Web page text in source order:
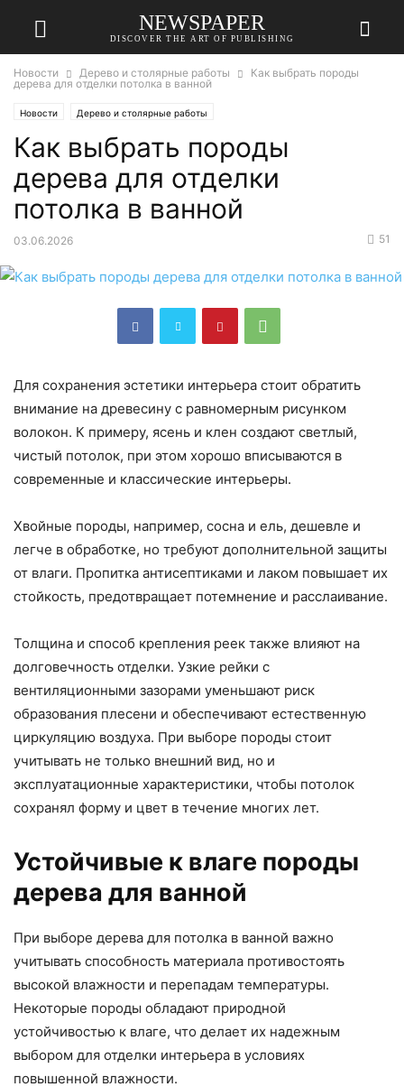
NEWSPAPER
DISCOVER THE ART OF PUBLISHING
Новости Дерево и столярные работы
Как выбрать породы
дерева для отделки потолка в ванной
Новости Дерево и столярные работы
Как выбрать породы
дерева для отделки
потолка в ванной
03.06.2026 51
Для сохранения эстетики интерьера стоит обратить
внимание на древесину с равномерным рисунком
волокон. К примеру, ясень и клен создают светлый,
чистый потолок, при этом хорошо вписываются в
современные и классические интерьеры.
Хвойные породы, например, сосна и ель, дешевле и
легче в обработке, но требуют дополнительной защиты
от влаги. Пропитка антисептиками и лаком повышает их
стойкость, предотвращает потемнение и расслаивание.
Толщина и способ крепления реек также влияют на
долговечность отделки. Узкие рейки с
вентиляционными зазорами уменьшают риск
образования плесени и обеспечивают естественную
циркуляцию воздуха. При выборе породы стоит
учитывать не только внешний вид, но и
эксплуатационные характеристики, чтобы потолок
сохранял форму и цвет в течение многих лет.
Устойчивые к влаге породы
дерева для ванной
При выборе дерева для потолка в ванной важно
учитывать способность материала противостоять
высокой влажности и перепадам температуры.
Некоторые породы обладают природной
устойчивостью к влаге, что делает их надежным
выбором для отделки интерьера в условиях
повышенной влажности.